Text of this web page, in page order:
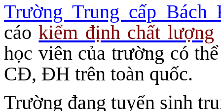
Trường Trung cấp Bách
cáo kiểm định chất lượng
học viên của trường có
CĐ, ĐH trên toàn quốc.
Trường đang tuyển sinh